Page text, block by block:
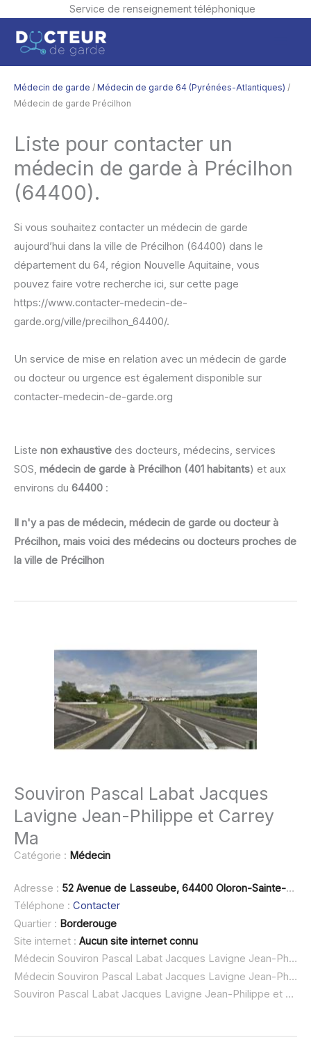
Service de renseignement téléphonique
contenu
Médecin de garde / Médecin de garde 64 (Pyrénées-Atlantiques) /
Médecin de garde Précilhon
Liste pour contacter un
médecin de garde à Précilhon
(64400).
Si vous souhaitez contacter un médecin de garde
aujourd’hui dans la ville de Précilhon (64400) dans le
département du 64, région Nouvelle Aquitaine, vous
pouvez faire votre recherche ici, sur cette page
https://www.contacter-medecin-de-
garde.org/ville/precilhon_64400/.
Un service de mise en relation avec un médecin de garde
ou docteur ou urgence est également disponible sur
contacter-medecin-de-garde.org
Liste non exhaustive des docteurs, médecins, services
SOS, médecin de garde à Précilhon (401 habitants) et aux
environs du 64400 :
Il n'y a pas de médecin, médecin de garde ou docteur à
Précilhon, mais voici des médecins ou docteurs proches de
la ville de Précilhon
Souviron Pascal Labat Jacques
Lavigne Jean-Philippe et Carrey
Ma
Catégorie : Médecin
Adresse : 52 Avenue de Lasseube, 64400 Oloron-Sainte-Marie
Téléphone : Contacter
Quartier : Borderouge
Site internet : Aucun site internet connu
Médecin Souviron Pascal Labat Jacques Lavigne Jean-Philippe et Carrey Ma à domicile :
Médecin Souviron Pascal Labat Jacques Lavigne Jean-Philippe et Carrey Ma ouvert dimanche :
Souviron Pascal Labat Jacques Lavigne Jean-Philippe et Carrey Ma urgence à domicile ou SOS médecin :